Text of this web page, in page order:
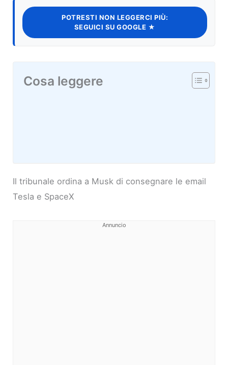
POTRESTI NON LEGGERCI PIÙ:
SEGUICI SU GOOGLE ★
Cosa leggere
Il tribunale ordina a Musk di consegnare le email
Tesla e SpaceX
Annuncio